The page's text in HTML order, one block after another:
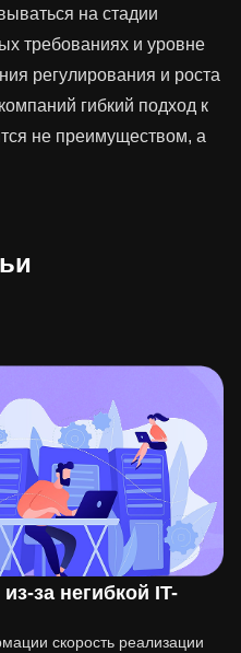
на стадии
требованиях и уровне
регулирования и роста
гибкий подход к
не преимуществом, а
за негибкой IT-
скорость реализации